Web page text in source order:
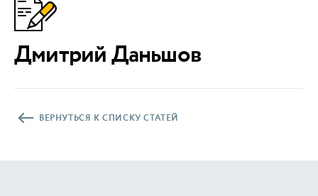
Дмитрий Даньшов
ВЕРНУТЬСЯ К СПИСКУ СТАТЕЙ